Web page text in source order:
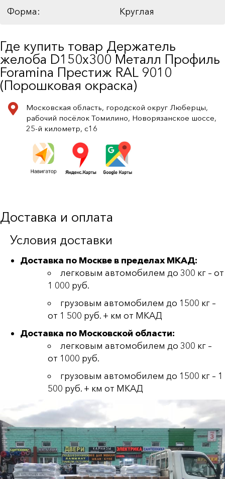
Форма: Круглая
Где купить товар Держатель
желоба D150х300 Металл Профиль
Foramina Престиж RAL 9010
(Порошковая окраска)
Московская область, городской округ Люберцы,
рабочий посёлок Томилино, Новорязанское шоссе,
25-й километр, с16
Доставка и оплата
Условия доставки
Доставка по Москве в пределах МКАД:
легковым автомобилем до 300 кг – от
1 000 руб.
грузовым автомобилем до 1500 кг –
от 1 500 руб. + км от МКАД
Доставка по Московской области:
легковым автомобилем до 300 кг –
от 1000 руб.
грузовым автомобилем до 1500 кг – 1
500 руб. + км от МКАД